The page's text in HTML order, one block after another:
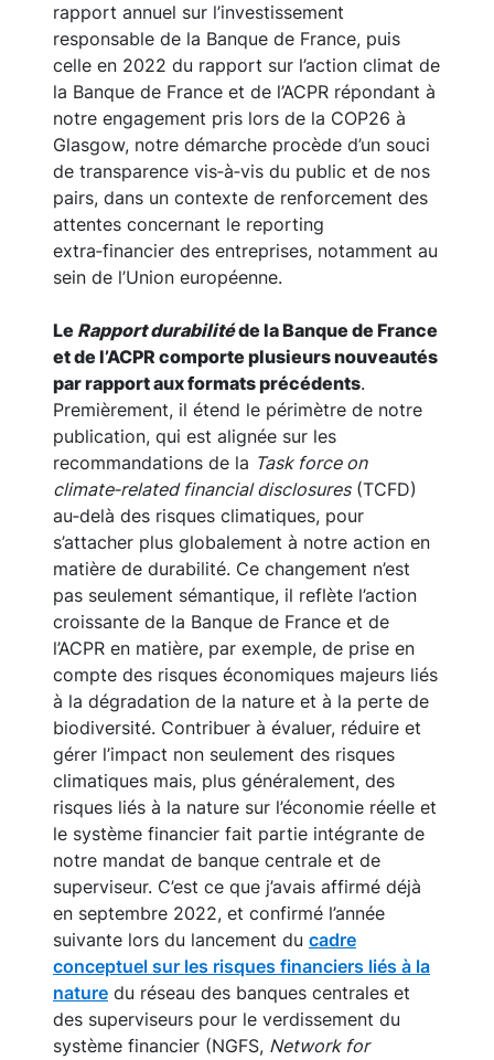
rapport annuel sur l’investissement
responsable de la Banque de France, puis
celle en 2022 du rapport sur l’action climat de
la Banque de France et de l’ACPR répondant à
notre engagement pris lors de la COP26 à
Glasgow, notre démarche procède d’un souci
de transparence vis‑à‑vis du public et de nos
pairs, dans un contexte de renforcement des
attentes concernant le reporting
extra‑financier des entreprises, notamment au
sein de l’Union européenne.
Le Rapport durabilitéde la Banque de France
et de l’ACPR comporte plusieurs nouveautés
par rapport aux formats précédents.
Premièrement, il étend le périmètre de notre
publication, qui est alignée sur les
recommandations de la Task force on
climate‑related financial disclosures(TCFD)
au‑delà des risques climatiques, pour
s’attacher plus globalement à notre action en
matière de durabilité. Ce changement n’est
pas seulement sémantique, il reflète l’action
croissante de la Banque de France et de
l’ACPR en matière, par exemple, de prise en
compte des risques économiques majeurs liés
à la dégradation de la nature et à la perte de
biodiversité. Contribuer à évaluer, réduire et
gérer l’impact non seulement des risques
climatiques mais, plus généralement, des
risques liés à la nature sur l’économie réelle et
le système financier fait partie intégrante de
notre mandat de banque centrale et de
superviseur. C’est ce que j’avais affirmé déjà
en septembre 2022, et confirmé l’année
suivante lors du lancement du cadre
conceptuel sur les risques financiers liés à la
nature du réseau des banques centrales et
des superviseurs pour le verdissement du
système financier (NGFS, Network for